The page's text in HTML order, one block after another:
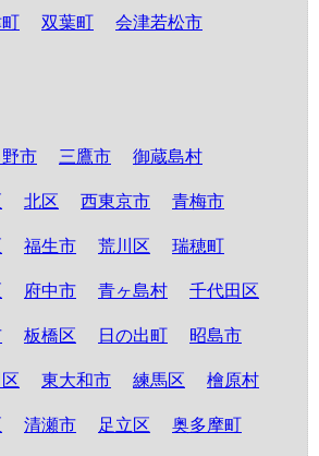
双葉町 会津若松市
市 三鷹市 御蔵島村
北区 西東京市 青梅市
福生市 荒川区 瑞穂町
府中市 青ヶ島村 千代田区
板橋区 日の出町 昭島市
東大和市 練馬区 檜原村
清瀬市 足立区 奥多摩町